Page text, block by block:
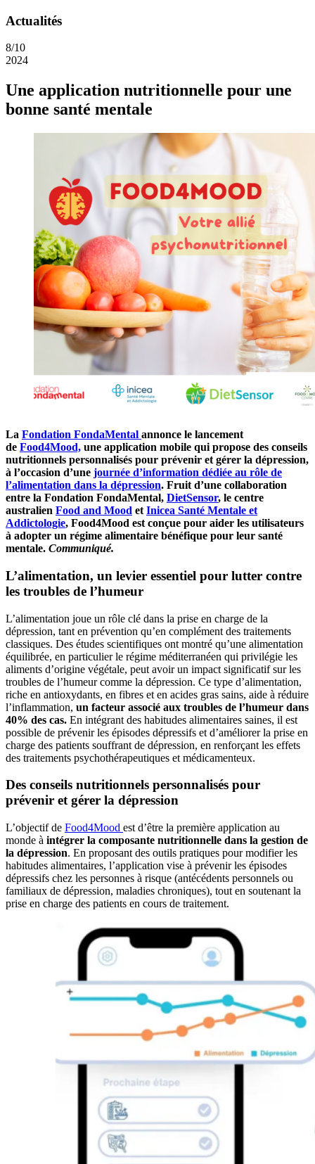
Actualités
8/10
2024
Une application nutritionnelle pour une
bonne santé mentale
La Fondation FondaMental annonce le lancement
de Food4Mood, une application mobile qui propose des conseils
nutritionnels personnalisés pour prévenir et gérer la dépression,
à l’occasion d’une journée d’information dédiée au rôle de
l’alimentation dans la dépression. Fruit d’une collaboration
entre la Fondation FondaMental, DietSensor, le centre
australien Food and Mood et Inicea Santé Mentale et
Addictologie, Food4Mood est conçue pour aider les utilisateurs
à adopter un régime alimentaire bénéfique pour leur santé
mentale. Communiqué.
L’alimentation, un levier essentiel pour lutter contre
les troubles de l’humeur
L’alimentation joue un rôle clé dans la prise en charge de la
dépression, tant en prévention qu’en complément des traitements
classiques. Des études scientifiques ont montré qu’une alimentation
équilibrée, en particulier le régime méditerranéen qui privilégie les
aliments d’origine végétale, peut avoir un impact significatif sur les
troubles de l’humeur comme la dépression. Ce type d’alimentation,
riche en antioxydants, en fibres et en acides gras sains, aide à réduire
l’inflammation, un facteur associé aux troubles de l’humeur dans
40% des cas. En intégrant des habitudes alimentaires saines, il est
possible de prévenir les épisodes dépressifs et d’améliorer la prise en
charge des patients souffrant de dépression, en renforçant les effets
des traitements psychothérapeutiques et médicamenteux.
Des conseils nutritionnels personnalisés pour
prévenir et gérer la dépression
L’objectif de Food4Mood est d’être la première application au
monde à intégrer la composante nutritionnelle dans la gestion de
la dépression. En proposant des outils pratiques pour modifier les
habitudes alimentaires, l’application vise à prévenir les épisodes
dépressifs chez les personnes à risque (antécédents personnels ou
familiaux de dépression, maladies chroniques), tout en soutenant la
prise en charge des patients en cours de traitement.